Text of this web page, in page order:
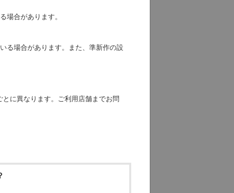
場合があります。
る場合があります。また、準新作の設
に異なります。ご利用店舗までお問